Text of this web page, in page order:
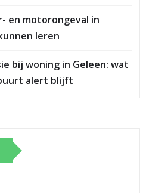
en motorongeval in
leren
bij woning in Geleen: wat
alert blijft